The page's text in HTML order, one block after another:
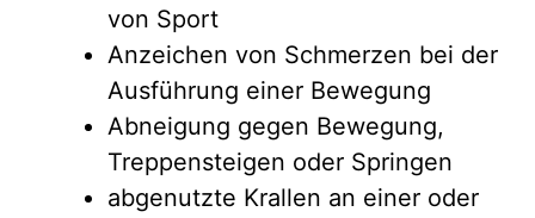
von Sport
Anzeichen von Schmerzen bei der
Ausführung einer Bewegung
Abneigung gegen Bewegung,
Treppensteigen oder Springen
abgenutzte Krallen an einer oder